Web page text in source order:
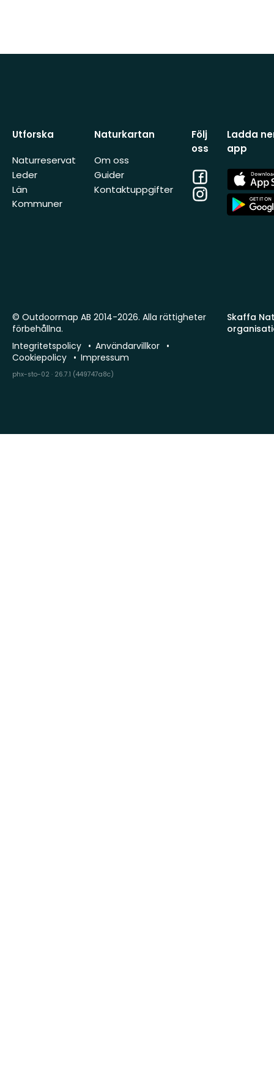
Utforska
Naturreservat
Leder
Län
Kommuner
Naturkartan
Om oss
Guider
Kontaktuppgifter
Följ
oss
Facebook
Instagram
Ladda
app
App
Store
App
Store
Skaffa
© Outdoormap AB 2014-2026. Alla rättigheter
förbehållna.
Integritetspolicy
Användarvillkor
Cookiepolicy
Impressum
phx-sto-02 · 26.7.1 (449747a8c)